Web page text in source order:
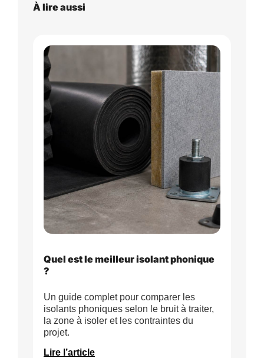
À lire aussi
Quel est le meilleur isolant phonique
?
Un guide complet pour comparer les
isolants phoniques selon le bruit à traiter,
la zone à isoler et les contraintes du
projet.
Lire l’article